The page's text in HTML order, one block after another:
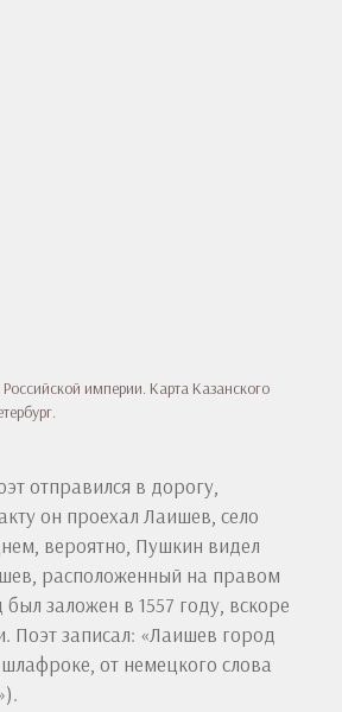
империи. Карта Казанского
отправился в дорогу,
он проехал Лаишев, село
вероятно, Пушкин видел
расположенный на правом
заложен в 1557 году, вскоре
Поэт записал: «Лаишев город
от немецкого слова